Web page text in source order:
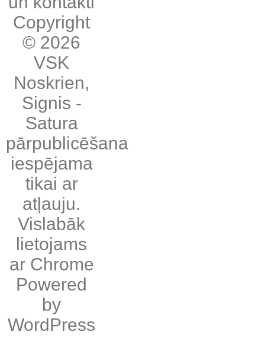
Copyright
© 2026
VSK
Noskrien,
Signis -
Satura
pārpublicēšana
iespējama
tikai ar
atļauju.
Vislabāk
lietojams
ar Chrome
Powered
by
WordPress